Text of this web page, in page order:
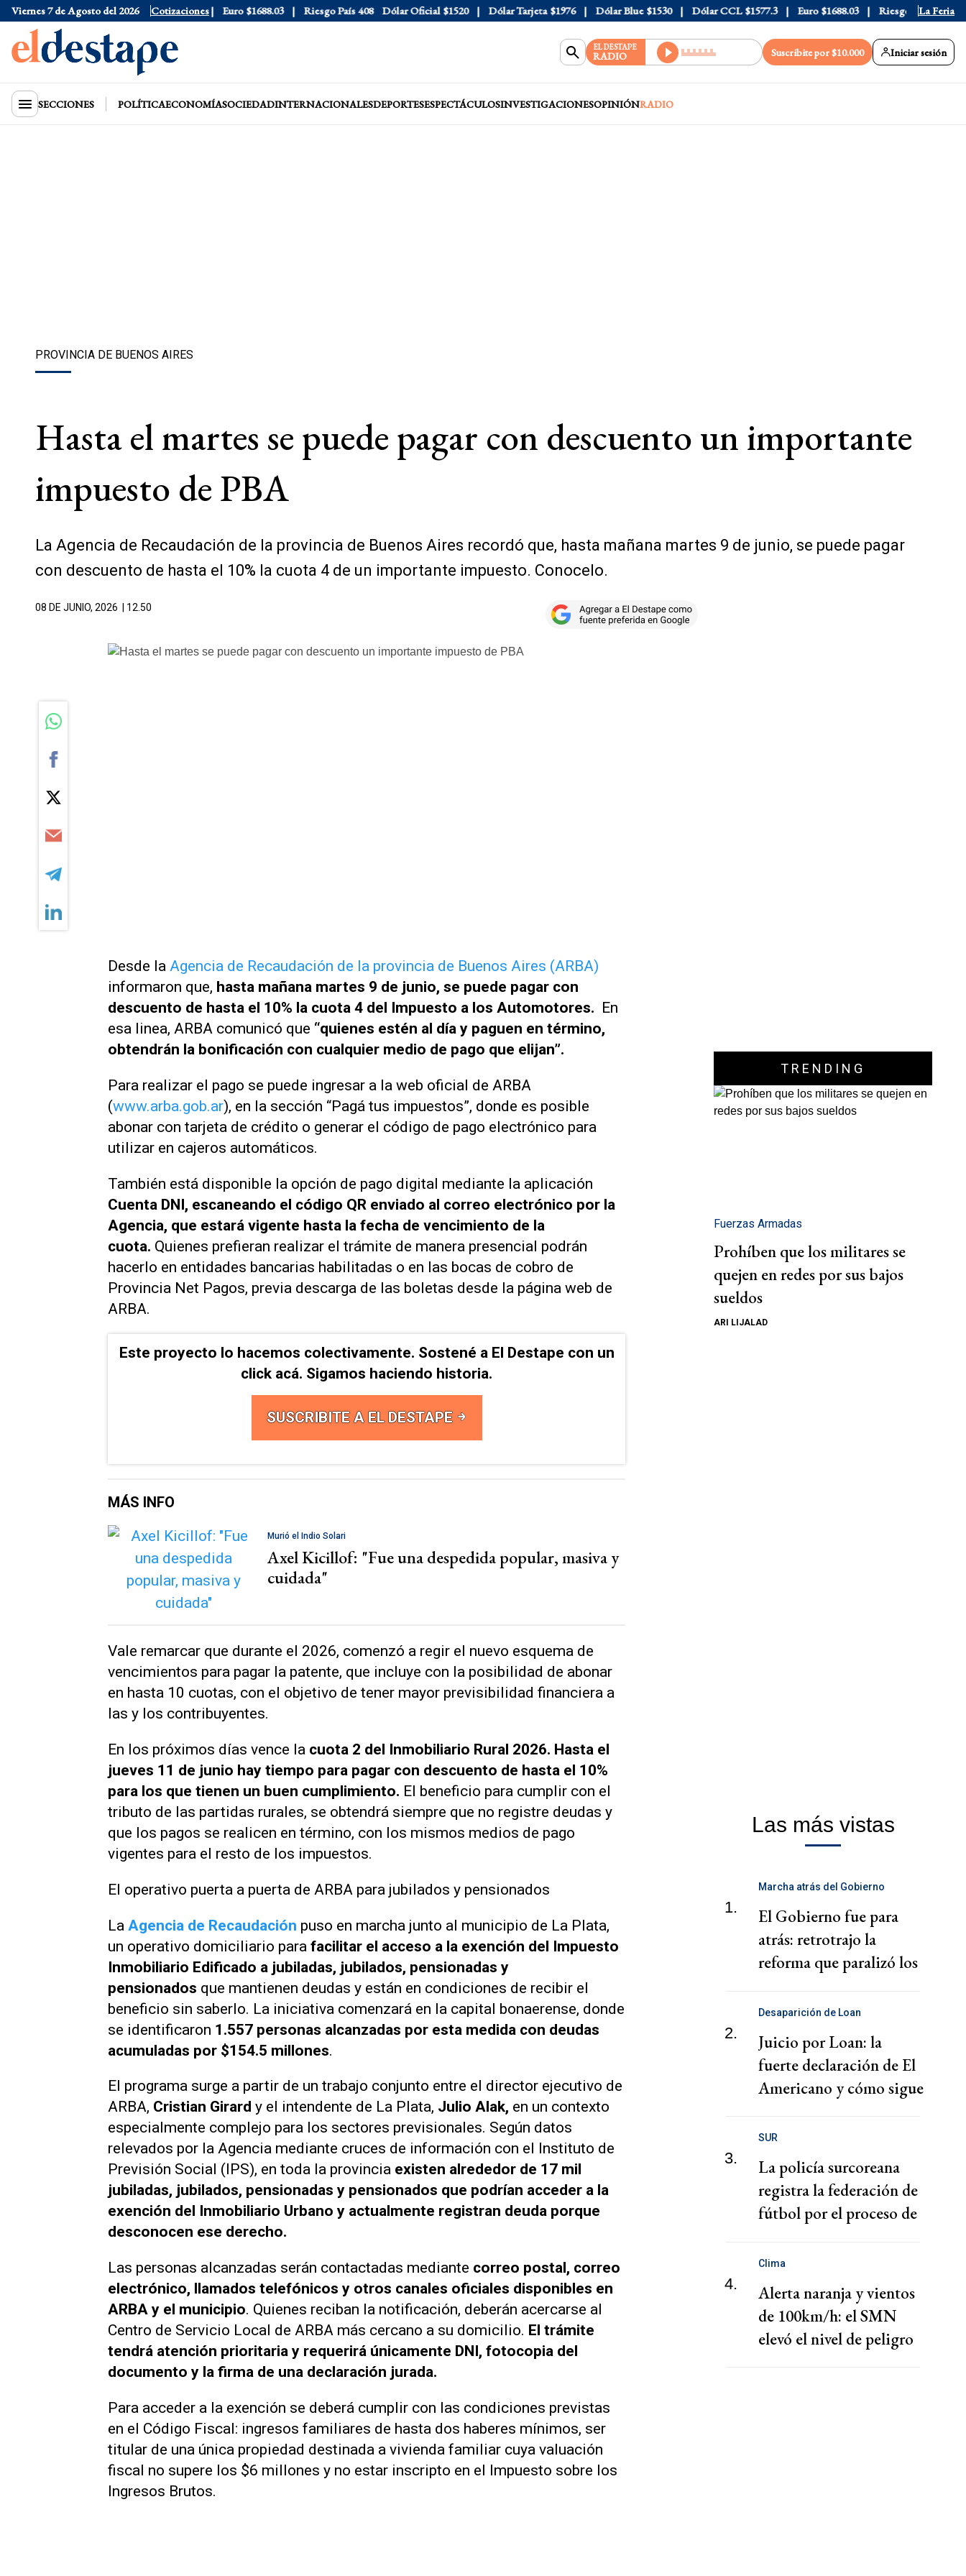
Viernes 7 de Agosto del 2026 Cotizaciones
Dólar Blue $1530 Dólar CCL $1577.3 Euro $1688.03 Riesgo País 408 Dólar Oficial $1520 Dólar Tarjeta $1976 Dólar Blue $1530 Dólar CCL $1577.3 Euro $1688.03 Riesgo País 408
La Feria
EL DESTAPE
RADIO Suscribite por $10.000 Iniciar sesión
SECCIONES POLÍTICAECONOMÍASOCIEDADINTERNACIONALESDEPORTESESPECTÁCULOSINVESTIGACIONESOPINIÓNRADIO
PROVINCIA DE BUENOS AIRES
Hasta el martes se puede pagar con descuento un importante
impuesto de PBA
La Agencia de Recaudación de la provincia de Buenos Aires recordó que, hasta mañana martes 9 de junio, se puede pagar
con descuento de hasta el 10% la cuota 4 de un importante impuesto. Conocelo.
08 DE JUNIO, 2026 | 12.50
Desde la Agencia de Recaudación de la provincia de Buenos Aires (ARBA)
informaron que, hasta mañana martes 9 de junio, se puede pagar con
descuento de hasta el 10% la cuota 4 del Impuesto a los Automotores. En
esa linea, ARBA comunicó que “quienes estén al día y paguen en término,
obtendrán la bonificación con cualquier medio de pago que elijan”.
Para realizar el pago se puede ingresar a la web oficial de ARBA
(www.arba.gob.ar), en la sección “Pagá tus impuestos”, donde es posible
abonar con tarjeta de crédito o generar el código de pago electrónico para
utilizar en cajeros automáticos.
También está disponible la opción de pago digital mediante la aplicación
Cuenta DNI, escaneando el código QR enviado al correo electrónico por la
Agencia, que estará vigente hasta la fecha de vencimiento de la
cuota. Quienes prefieran realizar el trámite de manera presencial podrán
hacerlo en entidades bancarias habilitadas o en las bocas de cobro de
Provincia Net Pagos, previa descarga de las boletas desde la página web de
ARBA.
Este proyecto lo hacemos colectivamente. Sostené a El Destape con un
click acá. Sigamos haciendo historia.
SUSCRIBITE A EL DESTAPE
MÁS INFO
Murió el Indio Solari
Axel Kicillof: "Fue una despedida popular, masiva y
cuidada"
Vale remarcar que durante el 2026, comenzó a regir el nuevo esquema de
vencimientos para pagar la patente, que incluye con la posibilidad de abonar
en hasta 10 cuotas, con el objetivo de tener mayor previsibilidad financiera a
las y los contribuyentes.
En los próximos días vence la cuota 2 del Inmobiliario Rural 2026. Hasta el
jueves 11 de junio hay tiempo para pagar con descuento de hasta el 10%
para los que tienen un buen cumplimiento. El beneficio para cumplir con el
tributo de las partidas rurales, se obtendrá siempre que no registre deudas y
que los pagos se realicen en término, con los mismos medios de pago
vigentes para el resto de los impuestos.
El operativo puerta a puerta de ARBA para jubilados y pensionados
La Agencia de Recaudación puso en marcha junto al municipio de La Plata,
un operativo domiciliario para facilitar el acceso a la exención del Impuesto
Inmobiliario Edificado a jubiladas, jubilados, pensionadas y
pensionados que mantienen deudas y están en condiciones de recibir el
beneficio sin saberlo. La iniciativa comenzará en la capital bonaerense, donde
se identificaron 1.557 personas alcanzadas por esta medida con deudas
acumuladas por $154.5 millones.
El programa surge a partir de un trabajo conjunto entre el director ejecutivo de
ARBA, Cristian Girard y el intendente de La Plata, Julio Alak, en un contexto
especialmente complejo para los sectores previsionales. Según datos
relevados por la Agencia mediante cruces de información con el Instituto de
Previsión Social (IPS), en toda la provincia existen alrededor de 17 mil
jubiladas, jubilados, pensionadas y pensionados que podrían acceder a la
exención del Inmobiliario Urbano y actualmente registran deuda porque
desconocen ese derecho.
Las personas alcanzadas serán contactadas mediante correo postal, correo
electrónico, llamados telefónicos y otros canales oficiales disponibles en
ARBA y el municipio. Quienes reciban la notificación, deberán acercarse al
Centro de Servicio Local de ARBA más cercano a su domicilio. El trámite
tendrá atención prioritaria y requerirá únicamente DNI, fotocopia del
documento y la firma de una declaración jurada.
Para acceder a la exención se deberá cumplir con las condiciones previstas
en el Código Fiscal: ingresos familiares de hasta dos haberes mínimos, ser
titular de una única propiedad destinada a vivienda familiar cuya valuación
fiscal no supere los $6 millones y no estar inscripto en el Impuesto sobre los
Ingresos Brutos.
TRENDING
Fuerzas Armadas
Prohíben que los militares se
quejen en redes por sus bajos
sueldos
ARI LIJALAD
Las más vistas
1.
Marcha atrás del Gobierno
El Gobierno fue para
atrás: retrotrajo la
reforma que paralizó los
2.
Desaparición de Loan
Juicio por Loan: la
fuerte declaración de El
Americano y cómo sigue
3.
SUR
La policía surcoreana
registra la federación de
fútbol por el proceso de
4.
Clima
Alerta naranja y vientos
de 100km/h: el SMN
elevó el nivel de peligro